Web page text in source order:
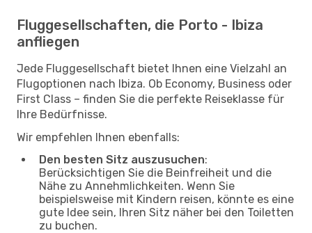
Fluggesellschaften, die Porto - Ibiza
anfliegen
Jede Fluggesellschaft bietet Ihnen eine Vielzahl an
Flugoptionen nach Ibiza. Ob Economy, Business oder
First Class – finden Sie die perfekte Reiseklasse für
Ihre Bedürfnisse.
Wir empfehlen Ihnen ebenfalls:
Den besten Sitz auszusuchen:
Berücksichtigen Sie die Beinfreiheit und die
Nähe zu Annehmlichkeiten. Wenn Sie
beispielsweise mit Kindern reisen, könnte es eine
gute Idee sein, Ihren Sitz näher bei den Toiletten
zu buchen.